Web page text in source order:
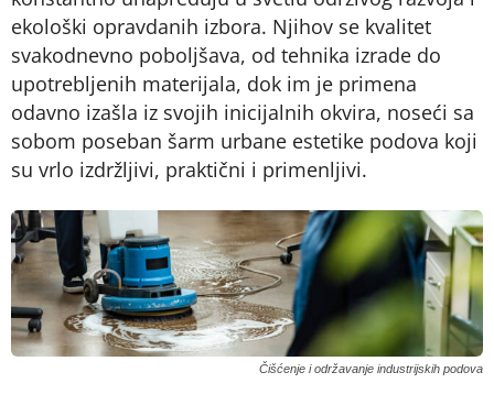
ekološki opravdanih izbora. Njihov se kvalitet
svakodnevno poboljšava, od tehnika izrade do
upotrebljenih materijala, dok im je primena
odavno izašla iz svojih inicijalnih okvira, noseći sa
sobom poseban šarm urbane estetike podova koji
su vrlo izdržljivi, praktični i primenljivi.
Čišćenje i održavanje industrijskih podova